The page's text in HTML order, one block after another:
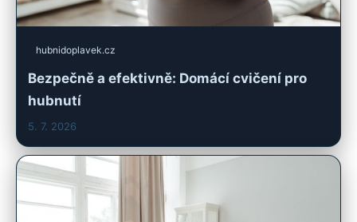
hubnidoplavek.cz
Bezpečně a efektivně: Domácí cvičení pro
hubnutí
5. 7. 2026